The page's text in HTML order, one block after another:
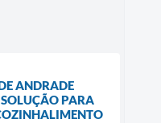
ANDRADE
PARA